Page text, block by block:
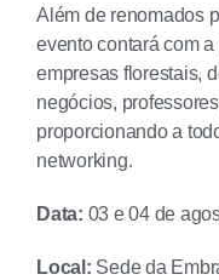
Além de renomados
evento contará com
empresas florestais,
negócios,
proporcionando a
networking.
Data: 03 e 04 de
Local: Sede da